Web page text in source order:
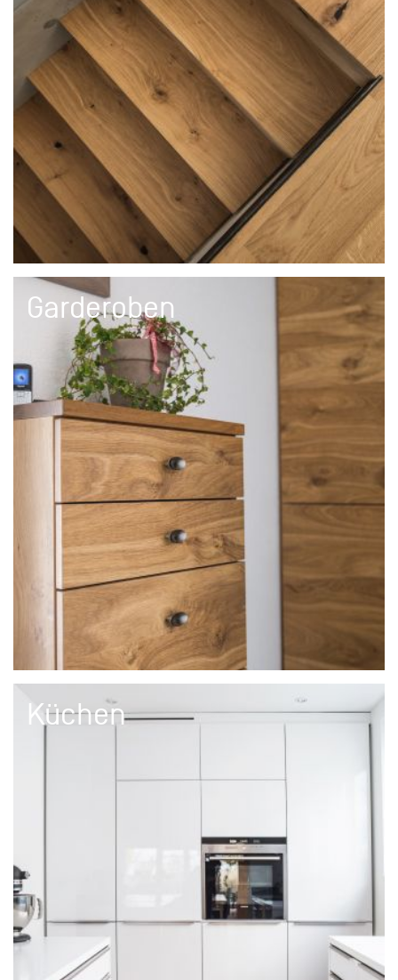
Garderoben
Küchen